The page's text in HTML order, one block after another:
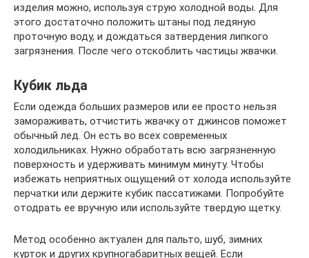
изделия можно, используя струю холодной воды. Для
этого достаточно положить штаны под ледяную
проточную воду, и дождаться затвердения липкого
загрязнения. После чего отскоблить частицы жвачки.
Кубик льда
Если одежда больших размеров или ее просто нельзя
замораживать, отчистить жвачку от джинсов поможет
обычный лед. Он есть во всех современных
холодильниках. Нужно обработать всю загрязненную
поверхность и удерживать минимум минуту. Чтобы
избежать неприятных ощущений от холода используйте
перчатки или держите кубик пассатижами. Попробуйте
отодрать ее вручную или используйте твердую щетку.
Метод особенно актуален для пальто, шуб, зимних
курток и других крупногабаритных вещей. Если